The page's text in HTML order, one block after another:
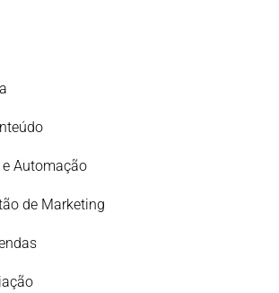
Automação
de Marketing